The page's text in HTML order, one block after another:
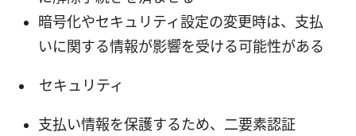
暗号化やセキュリティ設定の変更時は、支払
いに関する情報が影響を受ける可能性がある
セキュリティ
支払い情報を保護するため、二要素認証